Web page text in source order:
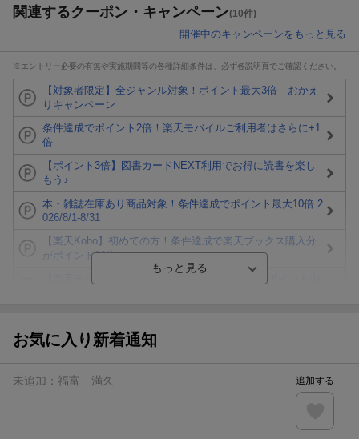
関連するクーポン・キャンペーン(10件)
開催中のキャンペーンをもっと見る
※エントリー必要の有無や実施期間等の各種詳細条件は、必ず各説明頁でご確認ください。
【対象者限定】全ジャンル対象！ポイント最大3倍 おかえ
りキャンペーン
条件達成でポイント2倍！楽天モバイルご利用者はさらに+1
倍
【ポイント3倍】図書カードNEXT利用でお得に読書を楽し
もう♪
本・雑誌在庫あり商品対象！条件達成でポイント最大10倍 2
026/8/1-8/31
【楽天Kobo】初めての方！条件達成で楽天ブックス購入分
がポイント20倍
ト山分け
エントリー＆3,000円以上購入で無料データSIM（3GB/月プ
楽天モバイル紹介キャンペーンの拡散で300円OFFクーポン
お気に入り新着通知
未追加： 福富 満久 追加する